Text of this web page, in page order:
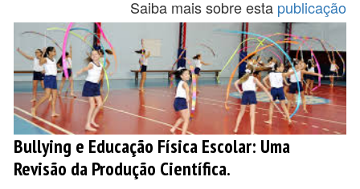
Saiba mais sobre esta publicação
Bullying e Educação Física Escolar: Uma
Revisão da Produção Científica.